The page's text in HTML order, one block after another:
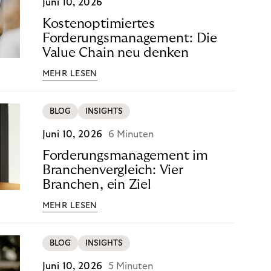
Juni 10, 2026
Kostenoptimiertes
Forderungsmanagement: Die
Value Chain neu denken
MEHR LESEN
BLOG INSIGHTS
Juni 10, 2026 6 Minuten
Forderungsmanagement im
Branchenvergleich: Vier
Branchen, ein Ziel
MEHR LESEN
BLOG INSIGHTS
Juni 10, 2026 5 Minuten